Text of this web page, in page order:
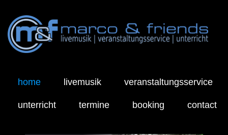
überspringen
home livemusik veranstaltungsservice
unterricht termine booking contact